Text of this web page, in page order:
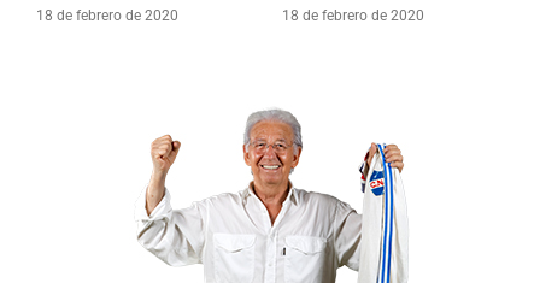
18 de febrero de 2020 18 de febrero de 2020